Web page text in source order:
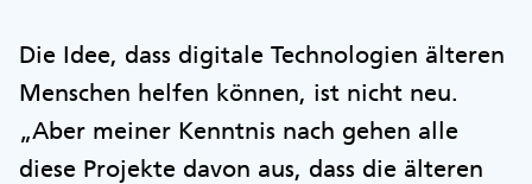
Die Idee, dass digitale Technologien älteren
Menschen helfen können, ist nicht neu.
„Aber meiner Kenntnis nach gehen alle
diese Projekte davon aus, dass die älteren